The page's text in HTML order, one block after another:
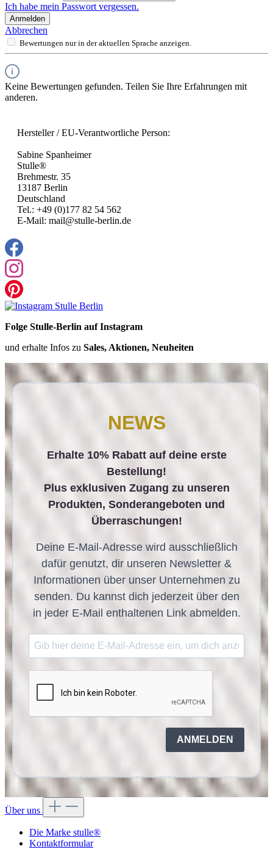
Ich habe mein Passwort vergessen.
Anmelden
Abbrechen
Bewertungen nur in der aktuellen Sprache anzeigen.
Keine Bewertungen gefunden. Teilen Sie Ihre Erfahrungen mit
anderen.
Hersteller / EU-Verantwortliche Person:
Sabine Spanheimer
Stulle®
Brehmestr. 35
13187 Berlin
Deutschland
Tel.: +49 (0)177 82 54 562
E-Mail: mail@stulle-berlin.de
Folge Stulle-Berlin auf Instagram
und erhalte Infos zu Sales, Aktionen, Neuheiten
NEWS
Erhalte 10% Rabatt auf deine erste
Bestellung!
Plus exklusiven Zugang zu unseren
Produkten, Sonderangeboten und
Überraschungen!
Deine E-Mail-Adresse wird ausschließlich
dafür genutzt, dir unseren Newsletter &
Informationen über unser Unternehmen zu
senden. Du kannst dich jederzeit über den
in jeder E-Mail enthaltenen Link abmelden.
ANMELDEN
Über uns
Die Marke stulle®
Kontaktformular